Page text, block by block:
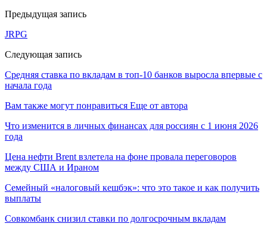
Предыдущая запись
JRPG
Следующая запись
Средняя ставка по вкладам в топ-10 банков выросла впервые с
начала года
Вам также могут понравиться Еще от автора
Что изменится в личных финансах для россиян с 1 июня 2026
года
Цена нефти Brent взлетела на фоне провала переговоров
между США и Ираном
Семейный «налоговый кешбэк»: что это такое и как получить
выплаты
Совкомбанк снизил ставки по долгосрочным вкладам